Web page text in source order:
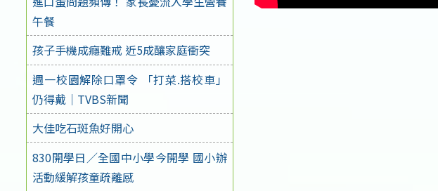
午餐
孩子手機成癮難戒 近5成釀家庭衝突
週一校園解除口罩令 「打菜.搭校車」
仍得戴｜TVBS新聞
大佳吃石斑魚好開心
830開學日／全國中小學今開學 國小辦
活動緩解孩童疏離感